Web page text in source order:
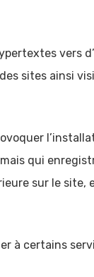
vers
sites ainsi
qui
sur le
à certains